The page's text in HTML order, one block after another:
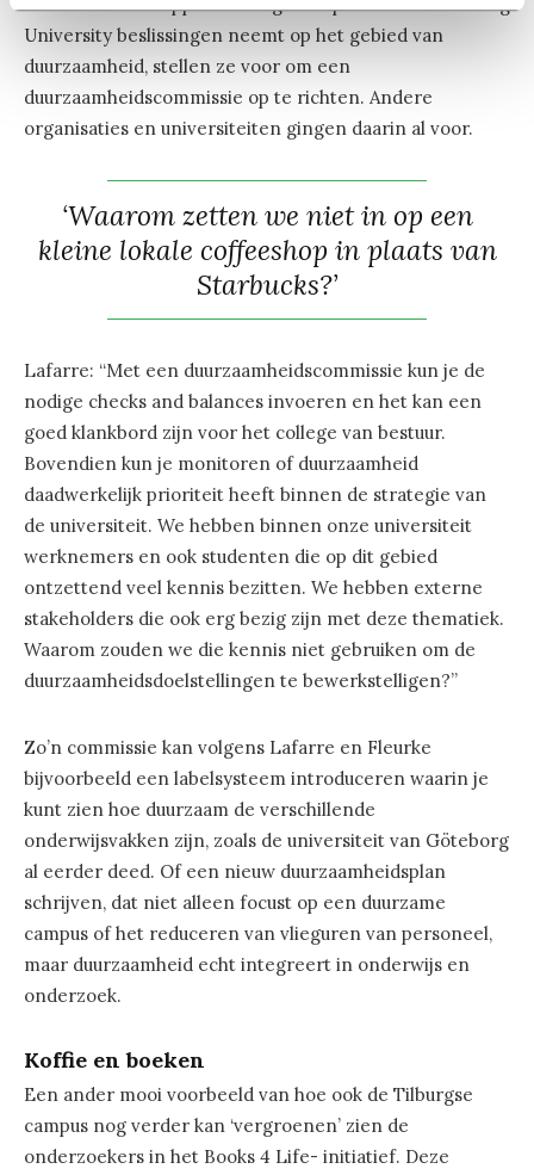
University beslissingen neemt op het gebied van
duurzaamheid, stellen ze voor om een
duurzaamheidscommissie op te richten. Andere
organisaties en universiteiten gingen daarin al voor.
‘Waarom zetten we niet in op een
kleine lokale coffeeshop in plaats van
Starbucks?’
Lafarre: “Met een duurzaamheidscommissie kun je de
nodige checks and balances invoeren en het kan een
goed klankbord zijn voor het college van bestuur.
Bovendien kun je monitoren of duurzaamheid
daadwerkelijk prioriteit heeft binnen de strategie van
de universiteit. We hebben binnen onze universiteit
werknemers en ook studenten die op dit gebied
ontzettend veel kennis bezitten. We hebben externe
stakeholders die ook erg bezig zijn met deze thematiek.
Waarom zouden we die kennis niet gebruiken om de
duurzaamheidsdoelstellingen te bewerkstelligen?”
Zo’n commissie kan volgens Lafarre en Fleurke
bijvoorbeeld een labelsysteem introduceren waarin je
kunt zien hoe duurzaam de verschillende
onderwijsvakken zijn, zoals de universiteit van Göteborg
al eerder deed. Of een nieuw duurzaamheidsplan
schrijven, dat niet alleen focust op een duurzame
campus of het reduceren van vlieguren van personeel,
maar duurzaamheid echt integreert in onderwijs en
onderzoek.
Koffie en boeken
Een ander mooi voorbeeld van hoe ook de Tilburgse
campus nog verder kan ‘vergroenen’ zien de
onderzoekers in het Books 4 Life- initiatief. Deze